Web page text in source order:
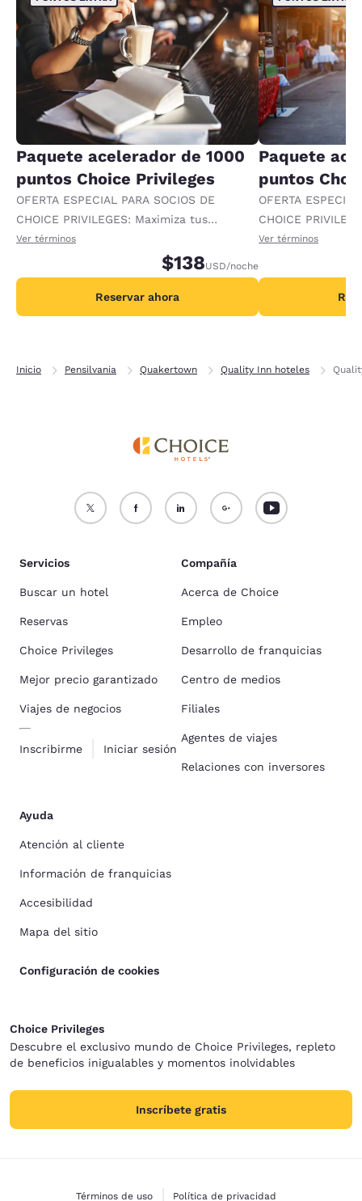
Paquete acelerador de 1000
puntos Choice Privileges
OFERTA ESPECIAL PARA SOCIOS DE
CHOICE PRIVILEGES: Maximiza tus
recompensas al recibir 1000 puntos
Ver términos
$138USD/noche
Reservar ahora
Paquete
puntos
OFERTA
CHOICE
recompensas al
Ver términos
Inicio Pensilvania Quakertown Quality Inn hoteles
Servicios
Buscar un hotel
Reservas
Choice Privileges
Mejor precio garantizado
Viajes de negocios
Inscribirme Iniciar sesión
Compañía
Acerca de Choice
Empleo
Desarrollo de franquicias
Centro de medios
Filiales
Agentes de viajes
Relaciones con inversores
Ayuda
Atención al cliente
Información de franquicias
Accesibilidad
Mapa del sitio
Configuración de cookies
Choice Privileges
Descubre el exclusivo mundo de Choice Privileges, repleto
de beneficios inigualables y momentos inolvidables
Inscríbete gratis
Términos de uso Política de privacidad